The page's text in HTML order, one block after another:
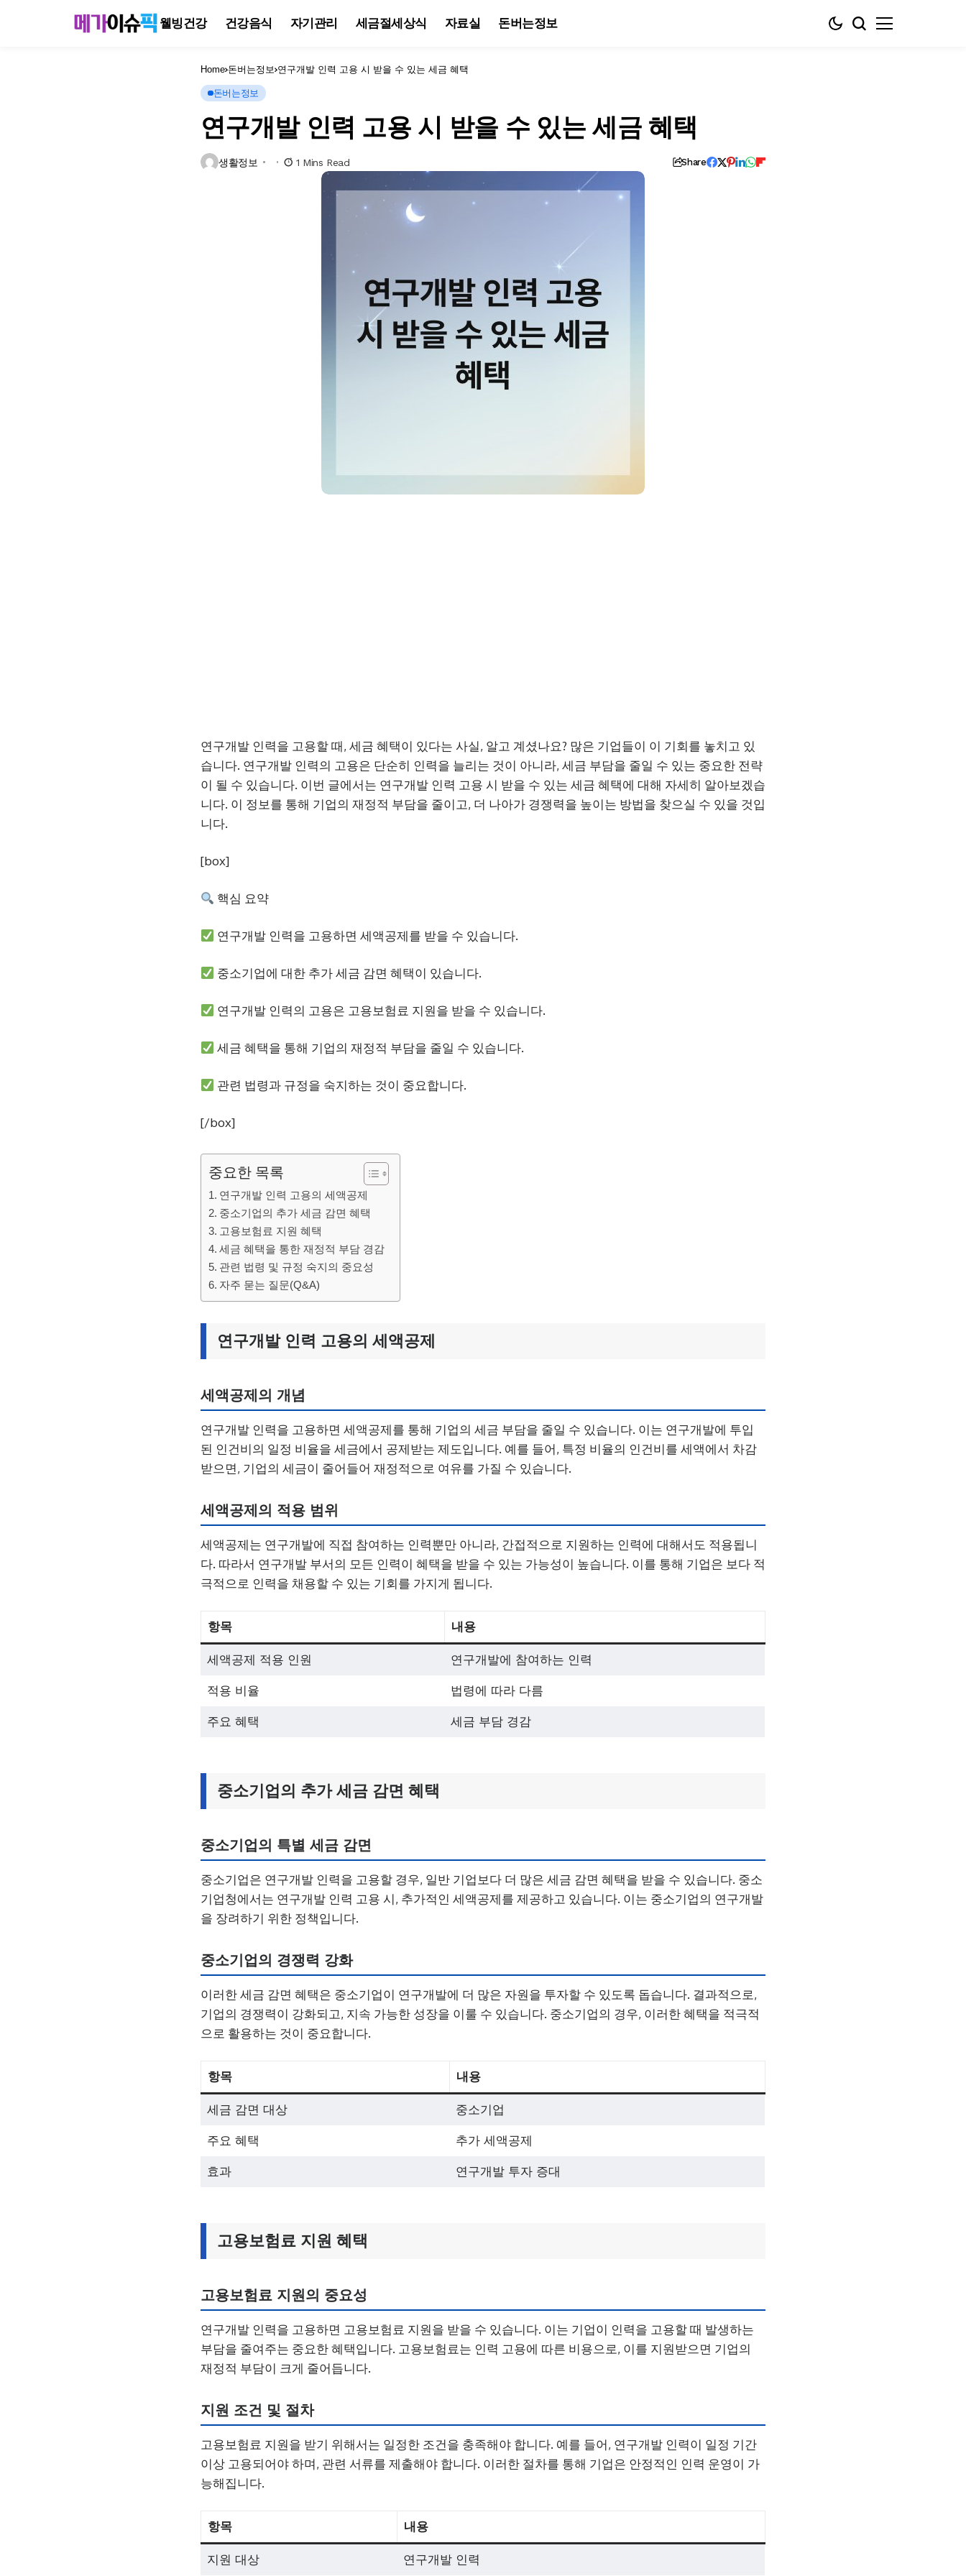
웰빙건강 건강음식 자기관리 세금절세상식 자료실 돈버는정보
Home 돈버는정보 연구개발 인력 고용 시 받을 수 있는 세금 혜택
돈버는정보
연구개발 인력 고용 시 받을 수 있는 세금 혜택
생활정보 1 Mins Read Share
연구개발 인력을 고용할 때, 세금 혜택이 있다는 사실, 알고 계셨나요? 많은 기업들이 이 기회를 놓치고 있
습니다. 연구개발 인력의 고용은 단순히 인력을 늘리는 것이 아니라, 세금 부담을 줄일 수 있는 중요한 전략
이 될 수 있습니다. 이번 글에서는 연구개발 인력 고용 시 받을 수 있는 세금 혜택에 대해 자세히 알아보겠습
니다. 이 정보를 통해 기업의 재정적 부담을 줄이고, 더 나아가 경쟁력을 높이는 방법을 찾으실 수 있을 것입
니다.
[box]
핵심 요약
연구개발 인력을 고용하면 세액공제를 받을 수 있습니다.
중소기업에 대한 추가 세금 감면 혜택이 있습니다.
연구개발 인력의 고용은 고용보험료 지원을 받을 수 있습니다.
세금 혜택을 통해 기업의 재정적 부담을 줄일 수 있습니다.
관련 법령과 규정을 숙지하는 것이 중요합니다.
[/box]
중요한 목록
연구개발 인력 고용의 세액공제
중소기업의 추가 세금 감면 혜택
고용보험료 지원 혜택
세금 혜택을 통한 재정적 부담 경감
관련 법령 및 규정 숙지의 중요성
자주 묻는 질문(Q&A)
연구개발 인력 고용의 세액공제
세액공제의 개념
연구개발 인력을 고용하면 세액공제를 통해 기업의 세금 부담을 줄일 수 있습니다. 이는 연구개발에 투입
된 인건비의 일정 비율을 세금에서 공제받는 제도입니다. 예를 들어, 특정 비율의 인건비를 세액에서 차감
받으면, 기업의 세금이 줄어들어 재정적으로 여유를 가질 수 있습니다.
세액공제의 적용 범위
세액공제는 연구개발에 직접 참여하는 인력뿐만 아니라, 간접적으로 지원하는 인력에 대해서도 적용됩니
다. 따라서 연구개발 부서의 모든 인력이 혜택을 받을 수 있는 가능성이 높습니다. 이를 통해 기업은 보다 적
극적으로 인력을 채용할 수 있는 기회를 가지게 됩니다.
항목 내용
세액공제 적용 인원 연구개발에 참여하는 인력
적용 비율 법령에 따라 다름
주요 혜택 세금 부담 경감
중소기업의 추가 세금 감면 혜택
중소기업의 특별 세금 감면
중소기업은 연구개발 인력을 고용할 경우, 일반 기업보다 더 많은 세금 감면 혜택을 받을 수 있습니다. 중소
기업청에서는 연구개발 인력 고용 시, 추가적인 세액공제를 제공하고 있습니다. 이는 중소기업의 연구개발
을 장려하기 위한 정책입니다.
중소기업의 경쟁력 강화
이러한 세금 감면 혜택은 중소기업이 연구개발에 더 많은 자원을 투자할 수 있도록 돕습니다. 결과적으로,
기업의 경쟁력이 강화되고, 지속 가능한 성장을 이룰 수 있습니다. 중소기업의 경우, 이러한 혜택을 적극적
으로 활용하는 것이 중요합니다.
항목 내용
세금 감면 대상 중소기업
주요 혜택 추가 세액공제
효과 연구개발 투자 증대
고용보험료 지원 혜택
고용보험료 지원의 중요성
연구개발 인력을 고용하면 고용보험료 지원을 받을 수 있습니다. 이는 기업이 인력을 고용할 때 발생하는
부담을 줄여주는 중요한 혜택입니다. 고용보험료는 인력 고용에 따른 비용으로, 이를 지원받으면 기업의
재정적 부담이 크게 줄어듭니다.
지원 조건 및 절차
고용보험료 지원을 받기 위해서는 일정한 조건을 충족해야 합니다. 예를 들어, 연구개발 인력이 일정 기간
이상 고용되어야 하며, 관련 서류를 제출해야 합니다. 이러한 절차를 통해 기업은 안정적인 인력 운영이 가
능해집니다.
항목 내용
지원 대상 연구개발 인력